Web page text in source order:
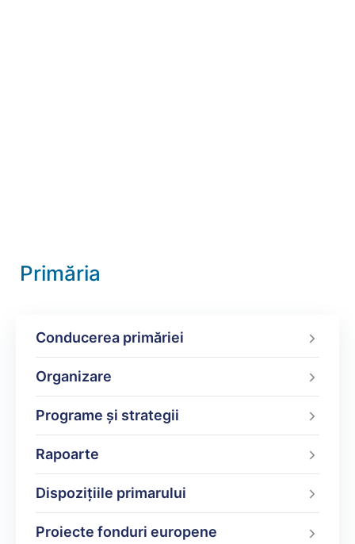
Primăria
Conducerea primăriei
Organizare
Programe şi strategii
Rapoarte
Dispoziţiile primarului
Proiecte fonduri europene